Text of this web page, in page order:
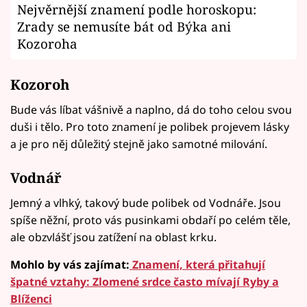
Nejvěrnější znamení podle horoskopu:
Zrady se nemusíte bát od Býka ani
Kozoroha
Kozoroh
Bude vás líbat vášnivě a naplno, dá do toho celou svou
duši i tělo. Pro toto znamení je polibek projevem lásky
a je pro něj důležitý stejně jako samotné milování.
Vodnář
Jemný a vlhký, takový bude polibek od Vodnáře. Jsou
spíše něžní, proto vás pusinkami obdaří po celém těle,
ale obzvlášť jsou zatížení na oblast krku.
Mohlo by vás zajímat: Znamení, která přitahují
špatné vztahy: Zlomené srdce často mívají Ryby a
Blíženci